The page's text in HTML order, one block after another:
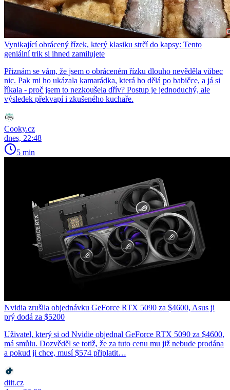
Vynikající obrácený řízek, který klasiku strčí do kapsy: Tento
geniální trik si ihned zamilujete
Přiznám se vám, že jsem o obráceném řízku dlouho nevěděla vůbec
nic. Pak mi ho ukázala kamarádka, která ho dělá po babičce, a já si
říkala - proč jsem to nezkoušela dřív? Postup je jednoduchý, ale
výsledek překvapí i zkušeného kuchaře.
Cooky.cz
dnes, 22:48
5 min
Nvidia zrušila objednávku GeForce RTX 5090 za $4600, Asus ji
prý dodá za $5200
Uživatel, který si od Nvidie objednal GeForce RTX 5090 za $4600,
má smůlu. Dozvěděl se totiž, že za tuto cenu mu již nebude prodána
a pokud ji chce, musí $574 připlatit…
diit.cz